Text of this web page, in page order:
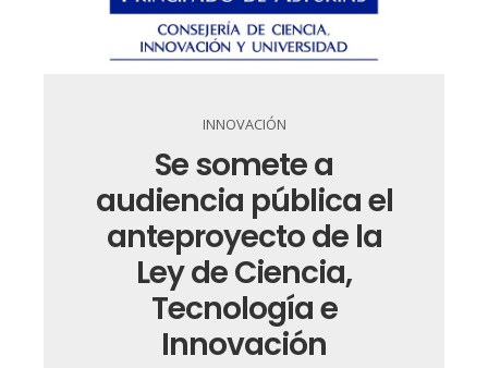
INNOVACIÓN
Se somete a
audiencia pública el
anteproyecto de la
Ley de Ciencia,
Tecnología e
Innovación